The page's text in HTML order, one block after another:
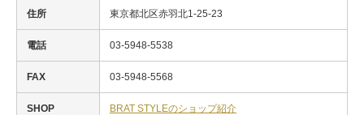
住所 東京都北区赤羽北1-25-23
電話 03-5948-5538
FAX 03-5948-5568
SHOP BRAT STYLEのショップ紹介